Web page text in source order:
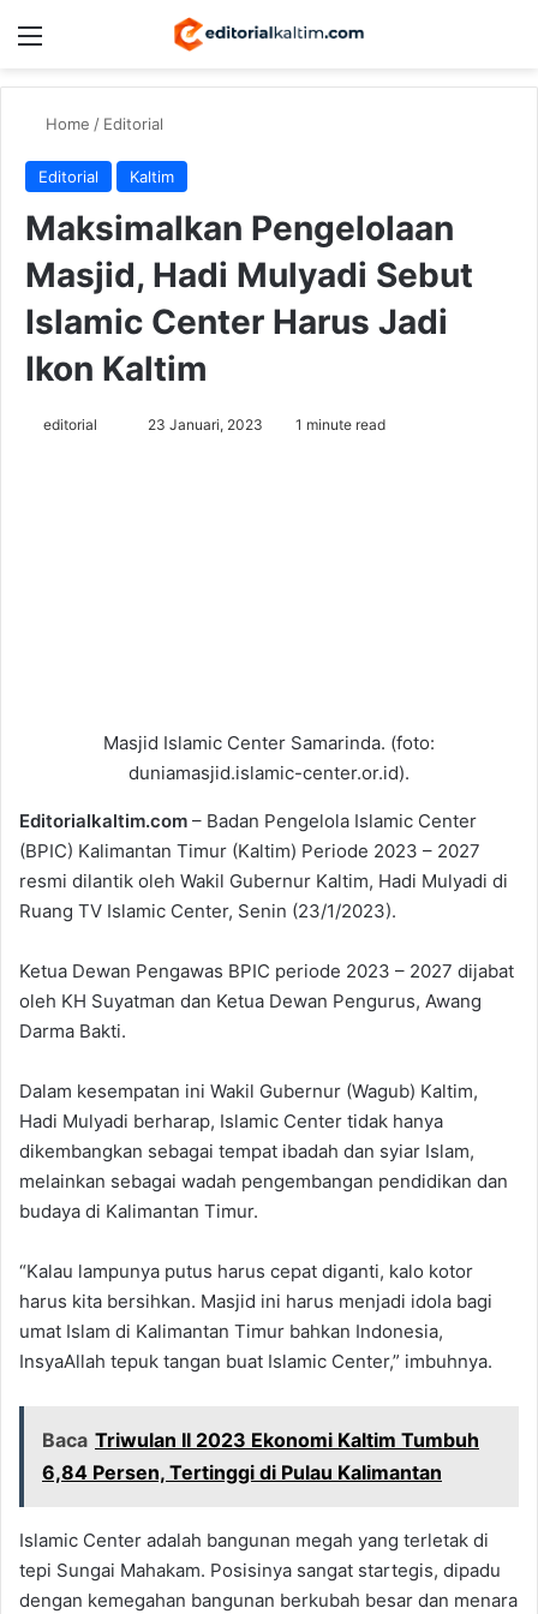
Menu
Home / Editorial
Editorial Kaltim
Maksimalkan Pengelolaan
Masjid, Hadi Mulyadi Sebut
Islamic Center Harus Jadi
Ikon Kaltim
editorial 23 Januari, 2023 1 minute read
Masjid Islamic Center Samarinda. (foto:
duniamasjid.islamic-center.or.id).
Editorialkaltim.com – Badan Pengelola Islamic Center
(BPIC) Kalimantan Timur (Kaltim) Periode 2023 – 2027
resmi dilantik oleh Wakil Gubernur Kaltim, Hadi Mulyadi di
Ruang TV Islamic Center, Senin (23/1/2023).
Ketua Dewan Pengawas BPIC periode 2023 – 2027 dijabat
oleh KH Suyatman dan Ketua Dewan Pengurus, Awang
Darma Bakti.
Dalam kesempatan ini Wakil Gubernur (Wagub) Kaltim,
Hadi Mulyadi berharap, Islamic Center tidak hanya
dikembangkan sebagai tempat ibadah dan syiar Islam,
melainkan sebagai wadah pengembangan pendidikan dan
budaya di Kalimantan Timur.
“Kalau lampunya putus harus cepat diganti, kalo kotor
harus kita bersihkan. Masjid ini harus menjadi idola bagi
umat Islam di Kalimantan Timur bahkan Indonesia,
InsyaAllah tepuk tangan buat Islamic Center,” imbuhnya.
Baca Triwulan II 2023 Ekonomi Kaltim Tumbuh
6,84 Persen, Tertinggi di Pulau Kalimantan
Islamic Center adalah bangunan megah yang terletak di
tepi Sungai Mahakam. Posisinya sangat startegis, dipadu
dengan kemegahan bangunan berkubah besar dan menara